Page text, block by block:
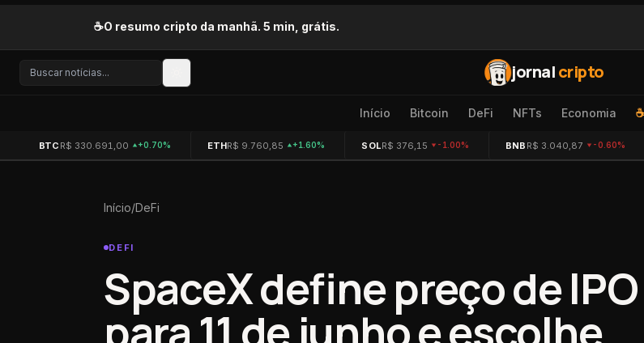
☕ O resumo cripto da manhã. 5 min, grátis.
jornalcripto
Início Bitcoin DeFi NFTs Economia ☕
BTC R$ 330.691,00 +0.70% ETHR$ 9.760,85 +1.60% SOL R$ 376,15 -1.00% BNB R$ 3.040,87 -0.60%
Início/DeFi
DEFI
SpaceX define preço de IPO
para 11 de junho e escolhe